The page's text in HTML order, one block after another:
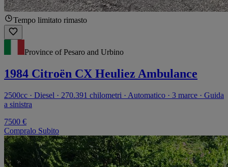
Tempo limitato rimasto
Province of Pesaro and Urbino
1984 Citroën CX Heuliez Ambulance
2500cc · Diesel · 270.391 chilometri · Automatico · 3 marce · Guida
a sinistra
7500 €
Compralo Subito